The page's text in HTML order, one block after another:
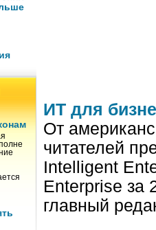
ИТ для
От
читателей
Intelligent
Enterprise за
главный